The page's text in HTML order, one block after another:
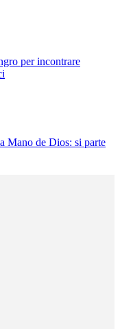
per incontrare
Mano de Dios: si parte